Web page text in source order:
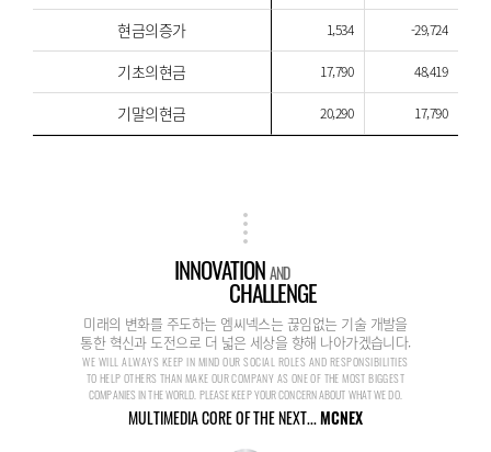
현금의증가 1,534 -29,724
기초의현금 17,790 48,419
기말의현금 20,290 17,790
INNOVATIONAND
CHALLENGE
미래의 변화를 주도하는 엠씨넥스는 끊임없는 기술 개발을
통한 혁신과 도전으로 더 넓은 세상을 향해 나아가겠습니다.
WE WILL ALWAYS KEEP IN MIND OUR SOCIAL ROLES AND RESPONSIBILITIES
TO HELP OTHERS THAN MAKE OUR COMPANY AS ONE OF THE MOST BIGGEST
COMPANIES IN THE WORLD. PLEASE KEEP YOUR CONCERN ABOUT WHAT WE DO.
MULTIMEDIA CORE OF THE NEXT...MCNEX